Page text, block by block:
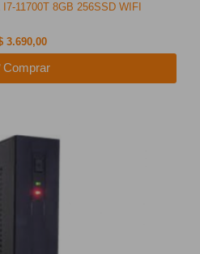
11700T 8GB 256SSD WIFI
3.690,00
Comprar